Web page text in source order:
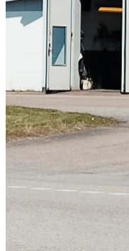
Skadeverkstad